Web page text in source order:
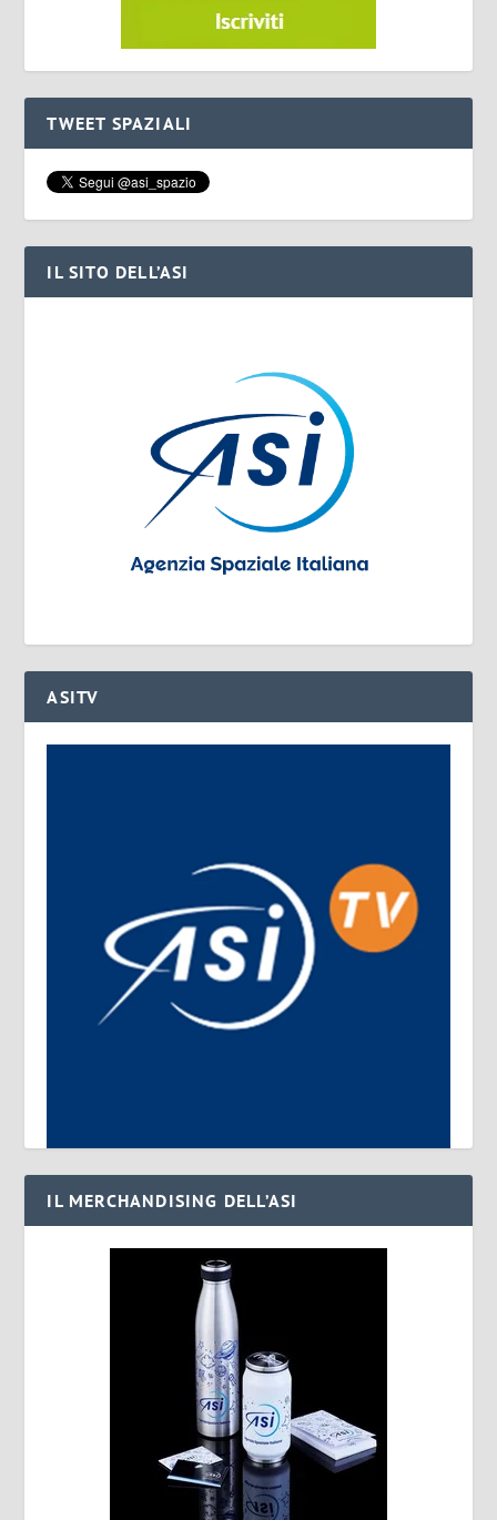
TWEET SPAZIALI
IL SITO DELL’ASI
ASITV
IL MERCHANDISING DELL’ASI